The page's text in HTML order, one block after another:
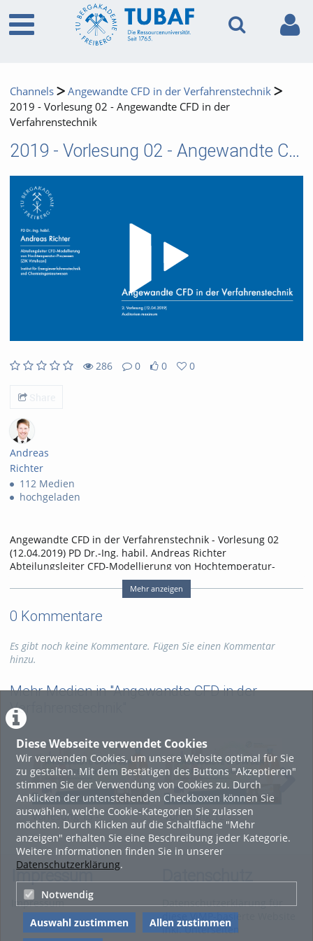
Diese Webseite verwendet Cookies
Wir verwenden Cookies, um unsere Website optimal für Sie
zu gestalten. Mit dem Bestätigen des Buttons "Akzeptieren"
stimmen Sie der Verwendung von Cookies zu. Durch
Anklicken der untenstehenden Checkboxen können Sie
auswählen, welche Cookie-Kategorien Sie zulassen
möchten. Durch Klicken auf die Schaltfläche "Mehr
anzeigen" erhalten Sie eine Beschreibung jeder Kategorie.
Weitere Informationen finden Sie in unserer
Datenschutzerklärung.
Notwendig
Auswahl zustimmen Allen zustimmen
Channels
Angewandte CFD in der Verfahrenstechnik
2019 - Vorlesung 02 - Angewandte CFD in der
Verfahrenstechnik
2019 - Vorlesung 02 - Angewandte CFD in der Verfahrenstechnik
286
0
0
0
Share
Andreas
Richter
112 Medien
hochgeladen
Angewandte CFD in der Verfahrenstechnik - Vorlesung 02
(12.04.2019) PD Dr.-Ing. habil. Andreas Richter
Abteilungsleiter CFD-Modellierung von Hochtemperatur-
Prozessen (ZIK Virtuhcon) Institut für
Energieverfahrenstechnik und Chemieingenieurwesen
Tags:
vorlesung
andreas
verfahrenstechnik
virtuhcon
energieverfahrenstechnik
Kategorien:
Verfahrenstechnik
Mehr anzeigen
0 Kommentare
Es gibt noch keine Kommentare. Fügen Sie einen Kommentar
hinzu.
Mehr Medien in "Angewandte CFD in der
Verfahrenstechnik"
Vorlesung 13 -
Angewandte CFD in der
Verfahrenstechnik
Vorlesung 12 -
Angewandte CFD in der
Verfahrenstechnik
Impressum
Impressum
Datenschutzerklärung für
diese ViMP-basierte Website
inkl. Unterseiten